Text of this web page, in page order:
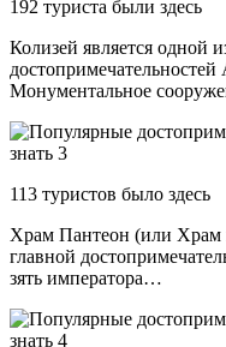
192 туристa были здесь
Колизей является одной
Монументальное
113 туристов было здесь
Храм Пантеон (или Храм
главной
зять императора…